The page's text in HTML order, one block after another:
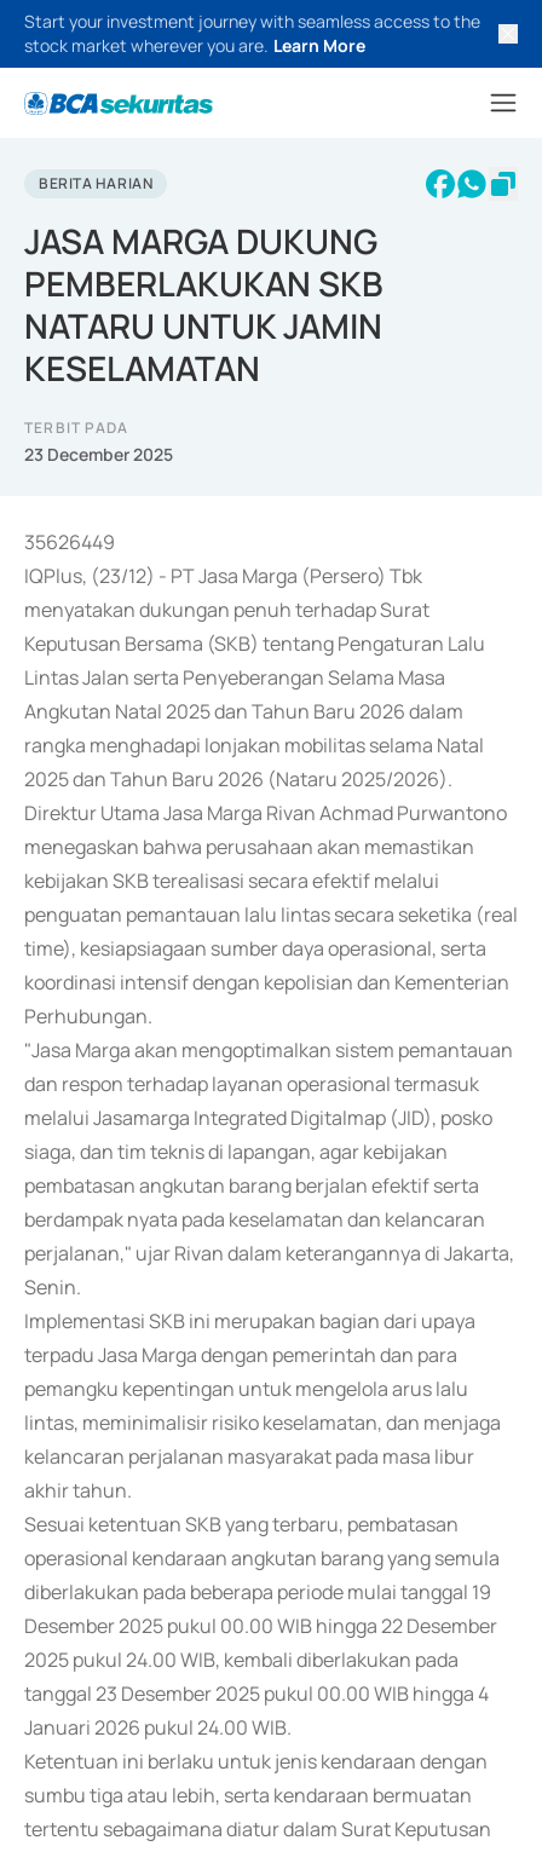
Start your investment journey with seamless access to the
stock market wherever you are. Learn More
BERITA HARIAN
JASA MARGA DUKUNG
PEMBERLAKUKAN SKB
NATARU UNTUK JAMIN
KESELAMATAN
TERBIT PADA
23 December 2025
35626449
IQPlus, (23/12) - PT Jasa Marga (Persero) Tbk
menyatakan dukungan penuh terhadap Surat
Keputusan Bersama (SKB) tentang Pengaturan Lalu
Lintas Jalan serta Penyeberangan Selama Masa
Angkutan Natal 2025 dan Tahun Baru 2026 dalam
rangka menghadapi lonjakan mobilitas selama Natal
2025 dan Tahun Baru 2026 (Nataru 2025/2026).
Direktur Utama Jasa Marga Rivan Achmad Purwantono
menegaskan bahwa perusahaan akan memastikan
kebijakan SKB terealisasi secara efektif melalui
penguatan pemantauan lalu lintas secara seketika (real
time), kesiapsiagaan sumber daya operasional, serta
koordinasi intensif dengan kepolisian dan Kementerian
Perhubungan.
"Jasa Marga akan mengoptimalkan sistem pemantauan
dan respon terhadap layanan operasional termasuk
melalui Jasamarga Integrated Digitalmap (JID), posko
siaga, dan tim teknis di lapangan, agar kebijakan
pembatasan angkutan barang berjalan efektif serta
berdampak nyata pada keselamatan dan kelancaran
perjalanan," ujar Rivan dalam keterangannya di Jakarta,
Senin.
Implementasi SKB ini merupakan bagian dari upaya
terpadu Jasa Marga dengan pemerintah dan para
pemangku kepentingan untuk mengelola arus lalu
lintas, meminimalisir risiko keselamatan, dan menjaga
kelancaran perjalanan masyarakat pada masa libur
akhir tahun.
Sesuai ketentuan SKB yang terbaru, pembatasan
operasional kendaraan angkutan barang yang semula
diberlakukan pada beberapa periode mulai tanggal 19
Desember 2025 pukul 00.00 WIB hingga 22 Desember
2025 pukul 24.00 WIB, kembali diberlakukan pada
tanggal 23 Desember 2025 pukul 00.00 WIB hingga 4
Januari 2026 pukul 24.00 WIB.
Ketentuan ini berlaku untuk jenis kendaraan dengan
sumbu tiga atau lebih, serta kendaraan bermuatan
tertentu sebagaimana diatur dalam Surat Keputusan